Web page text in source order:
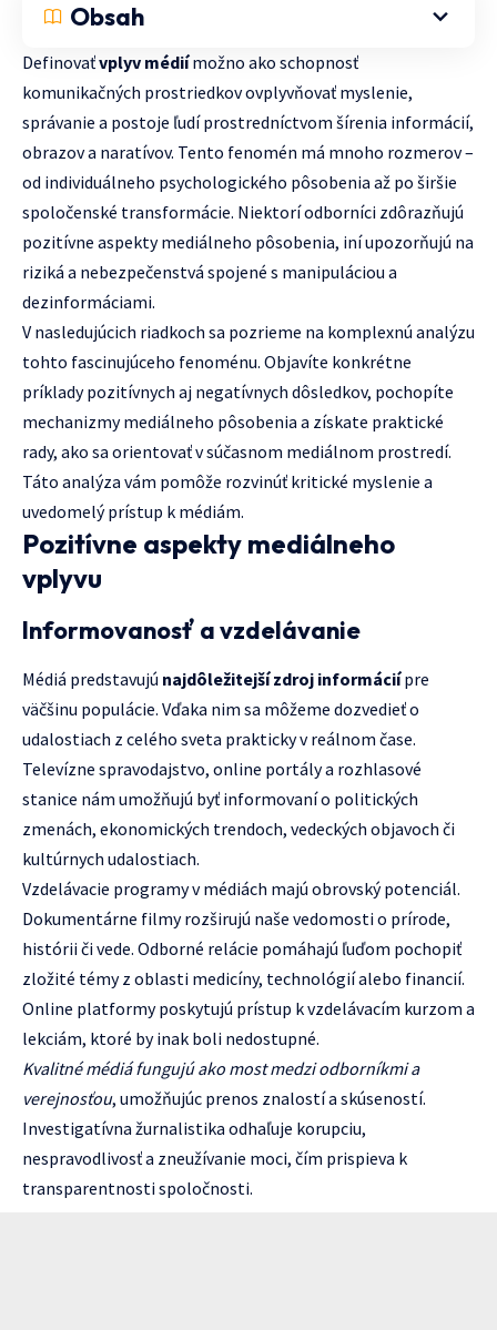
Obsah
Definovaťvplyv médiímožno ako schopnosť
komunikačných prostriedkov ovplyvňovať myslenie,
správanie a postoje ľudí prostredníctvom šírenia informácií,
obrazov a naratívov. Tento fenomén má mnoho rozmerov –
od individuálneho psychologického pôsobenia až po širšie
spoločenské transformácie. Niektorí odborníci zdôrazňujú
pozitívne aspekty mediálneho pôsobenia, iní upozorňujú na
riziká a nebezpečenstvá spojené s manipuláciou a
dezinformáciami.
V nasledujúcich riadkoch sa pozrieme na komplexnú analýzu
tohto fascinujúceho fenoménu. Objavíte konkrétne
príklady pozitívnych aj negatívnych dôsledkov, pochopíte
mechanizmy mediálneho pôsobenia a získate praktické
rady, ako sa orientovať v súčasnom mediálnom prostredí.
Táto analýza vám pomôže rozvinúť kritické myslenie a
uvedomelý prístup k médiám.
Pozitívne aspekty mediálneho
vplyvu
Informovanosť a vzdelávanie
Médiá predstavujú najdôležitejší zdroj informáciípre
väčšinu populácie. Vďaka nim sa môžeme dozvedieť o
udalostiach z celého sveta prakticky v reálnom čase.
Televízne spravodajstvo, online portály a rozhlasové
stanice nám umožňujú byť informovaní o politických
zmenách, ekonomických trendoch, vedeckých objavoch či
kultúrnych udalostiach.
Vzdelávacie programy v médiách majú obrovský potenciál.
Dokumentárne filmy rozširujú naše vedomosti o prírode,
histórii či vede. Odborné relácie pomáhajú ľuďom pochopiť
zložité témy z oblasti medicíny, technológií alebo financií.
Online platformy poskytujú prístup k vzdelávacím kurzom a
lekciám, ktoré by inak boli nedostupné.
Kvalitné médiá fungujú ako most medzi odborníkmi a
verejnosťou, umožňujúc prenos znalostí a skúseností.
Investigatívna žurnalistika odhaľuje korupciu,
nespravodlivosť a zneužívanie moci, čím prispieva k
transparentnosti spoločnosti.